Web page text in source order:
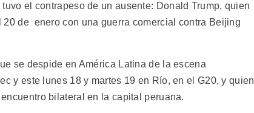
el contrapeso de un ausente: Donald Trump, quien
de enero con una guerra comercial contra Beijing
se despide en América Latina de la escena
y este lunes 18 y martes 19 en Río, en el G20, y quien
bilateral en la capital peruana.